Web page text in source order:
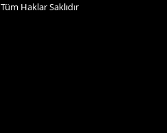
Haklar Saklıdır